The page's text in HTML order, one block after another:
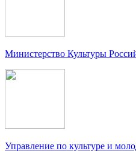
Министерство Культуры
Управление по культуре и